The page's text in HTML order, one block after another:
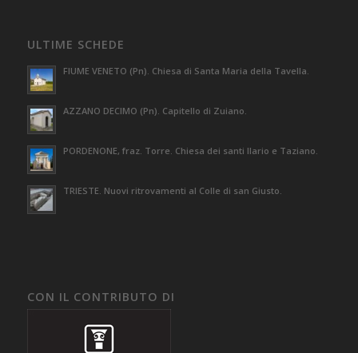
ULTIME SCHEDE
FIUME VENETO (Pn). Chiesa di Santa Maria della Tavella.
AZZANO DECIMO (Pn). Capitello di Zuiano.
PORDENONE, fraz. Torre. Chiesa dei santi Ilario e Taziano.
TRIESTE. Nuovi ritrovamenti al Colle di san Giusto.
CON IL CONTRIBUTO DI